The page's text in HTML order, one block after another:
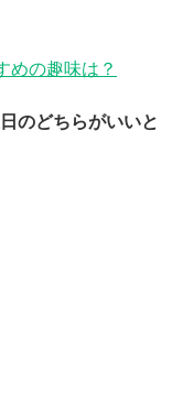
めの趣味は？
のどちらがいいと